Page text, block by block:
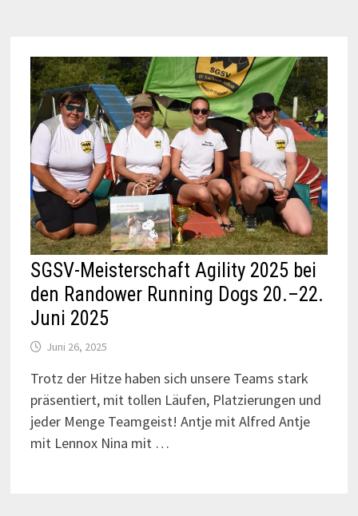
SGSV-Meisterschaft Agility 2025 bei
den Randower Running Dogs 20.–22.
Juni 2025
Juni 26, 2025
Trotz der Hitze haben sich unsere Teams stark
präsentiert, mit tollen Läufen, Platzierungen und
jeder Menge Teamgeist! Antje mit Alfred Antje
mit Lennox Nina mit …